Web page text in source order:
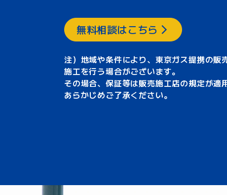
無料相談はこちら
注）地域や条件により、東京ガス提携の販
施工を行う場合がございます。
その場合、保証等は販売施工店の規定が適
あらかじめご了承ください。